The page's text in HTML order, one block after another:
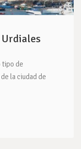
tipo de
la ciudad de